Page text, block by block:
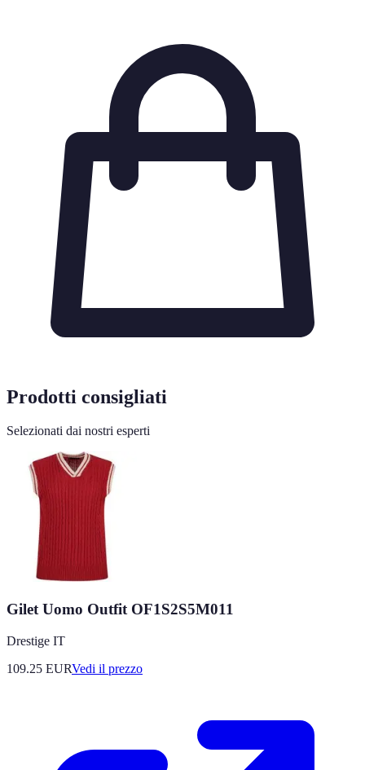
Prodotti consigliati
Selezionati dai nostri esperti
Gilet Uomo Outfit OF1S2S5M011
Drestige IT
109.25 EURVedi il prezzo